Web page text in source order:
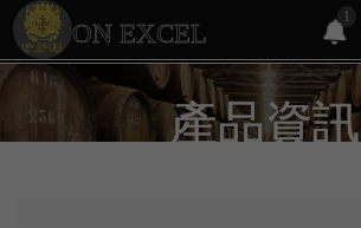
ON EXCEL
1
產品資訊